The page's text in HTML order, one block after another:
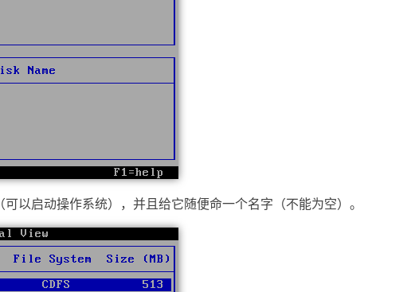
（可以启动操作系统），并且给它随便命一个名字（不能为空）。